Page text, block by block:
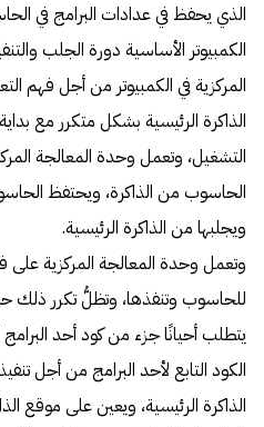
الكمبيوتر الأساسية دورة الجلب
المركزية في الكمبيوتر من أجل فهم
الذاكرة الرئيسية بشكل متكرر مع
التشغيل، وتعمل وحدة المعالجة
الحاسوب من الذاكرة، ويحتفظ
ويجلبها من الذاكرة الرئيسية.
وتعمل وحدة المعالجة المركزية على
للحاسوب وتنفذها، وتظلُّ تكرر ذلك
يتطلب أحيانًا جزء من كود أحد
الكود التابع لأحد البرامج من أجل
الذاكرة الرئيسية، ويعين على موقع